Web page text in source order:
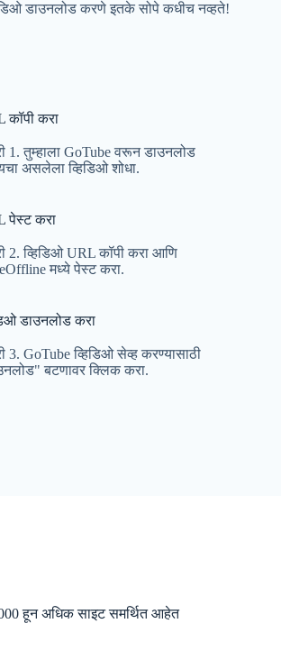
डाउनलोड करणे इतके सोपे कधीच नव्हते!
कॉपी करा
1. तुम्हाला GoTube वरून डाउनलोड
असलेला व्हिडिओ शोधा.
पेस्ट करा
2. व्हिडिओ URL कॉपी करा आणि
मध्ये पेस्ट करा.
डाउनलोड करा
3. GoTube व्हिडिओ सेव्ह करण्यासाठी
बटणावर क्लिक करा.
हून अधिक साइट समर्थित आहेत